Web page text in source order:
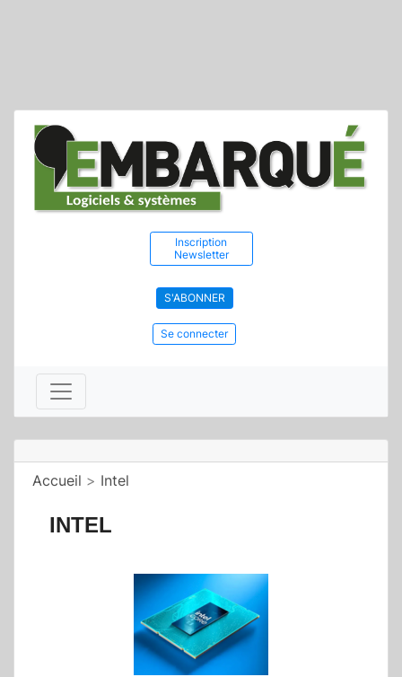
Inscription
Newsletter
S'ABONNER
Se connecter
Accueil > Intel
INTEL